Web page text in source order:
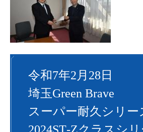
令和7年2月28日
埼玉Green Brave
スーパー耐久シリー
2024ST‐Zクラスシ